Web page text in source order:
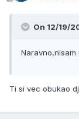
On 12/19/
Naravno,nisam
Ti si vec obukao